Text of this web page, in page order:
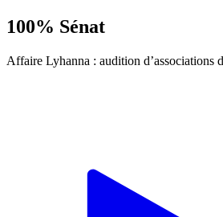
100% Sénat
Affaire Lyhanna : audition d’associations